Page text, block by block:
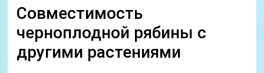
Совместимость
черноплодной рябины с
другими растениями